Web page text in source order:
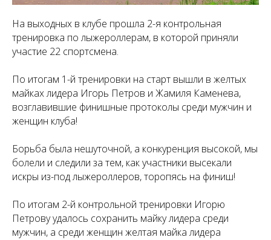
На выходных в клубе прошла 2-я контрольная
тренировка по лыжероллерам, в которой приняли
участие 22 спортсмена.
По итогам 1-й тренировки на старт вышли в желтых
майках лидера Игорь Петров и Жамиля Каменева,
возглавившие финишные протоколы среди мужчин и
женщин клуба!
Борьба была нешуточной, а конкуренция высокой, мы
болели и следили за тем, как участники высекали
искры из-под лыжероллеров, торопясь на финиш!
По итогам 2-й контрольной тренировки Игорю
Петрову удалось сохранить майку лидера среди
мужчин, а среди женщин желтая майка лидера